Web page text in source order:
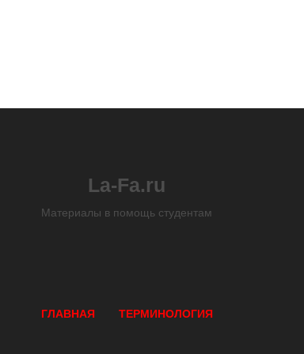
La-Fa.ru
Материалы в помощь студентам
ГЛАВНАЯ ТЕРМИНОЛОГИЯ